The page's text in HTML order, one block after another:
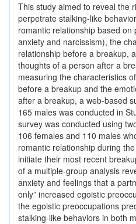
This study aimed to reveal the
perpetrate stalking-like
romantic relationship based
anxiety and narcissism), the
relationship before a breakup,
thoughts of a person after a
measuring the characteristics
before a breakup and the
after a breakup, a web-based
165 males was conducted in
survey was conducted using
106 females and 110 males
romantic relationship during
initiate their most recent
of a multiple-group analysis
anxiety and feelings that a
only” increased egoistic
the egoistic preoccupations
stalking-like behaviors in both